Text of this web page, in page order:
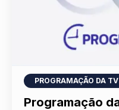
PROGRAMAÇÃO DA TV
Programação